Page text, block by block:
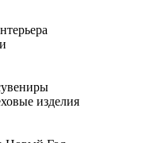
изделия